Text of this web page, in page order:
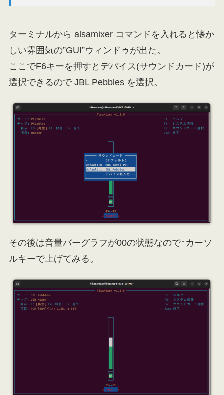
ターミナルから alsamixer コマンドを入れると懐か
しい雰囲気の”GUI”ウィンドゥが出た。
ここでF6キーを押すとデバイス(サウンドカード)が
選択できるので JBL Pebbles を選択。
その後は音量バーグラフが00の状態なので↑カーソ
ルキーで上げてみる。